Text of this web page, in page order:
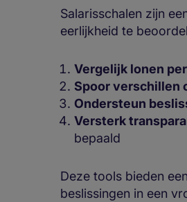
Salarisschalen zijn
eerlijkheid te
Vergelijk lonen
Spoor verschillen
Ondersteun
Versterk
bepaald
Deze tools bieden
beslissingen in een